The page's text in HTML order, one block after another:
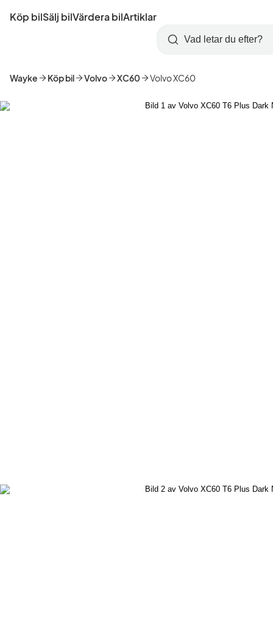
till
Startsida
Köp bilSälj bilVärdera bilArtiklar
Skapa
konto
Logga
in
Sök
Wayke Köp bil Volvo XC60 Volvo XC60